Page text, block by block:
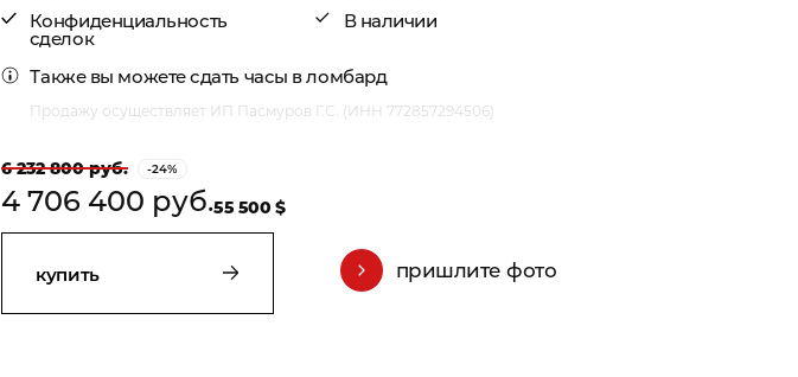
Конфиденциальность
сделок
В наличии
Также вы можетесдать часы в ломбард
Продажу осуществляет ИП Пасмуров Г.С. (ИНН 772857294506)
4 706 400 руб.
6 232 800 руб. -24%
55 500 $
купить пришлите фото